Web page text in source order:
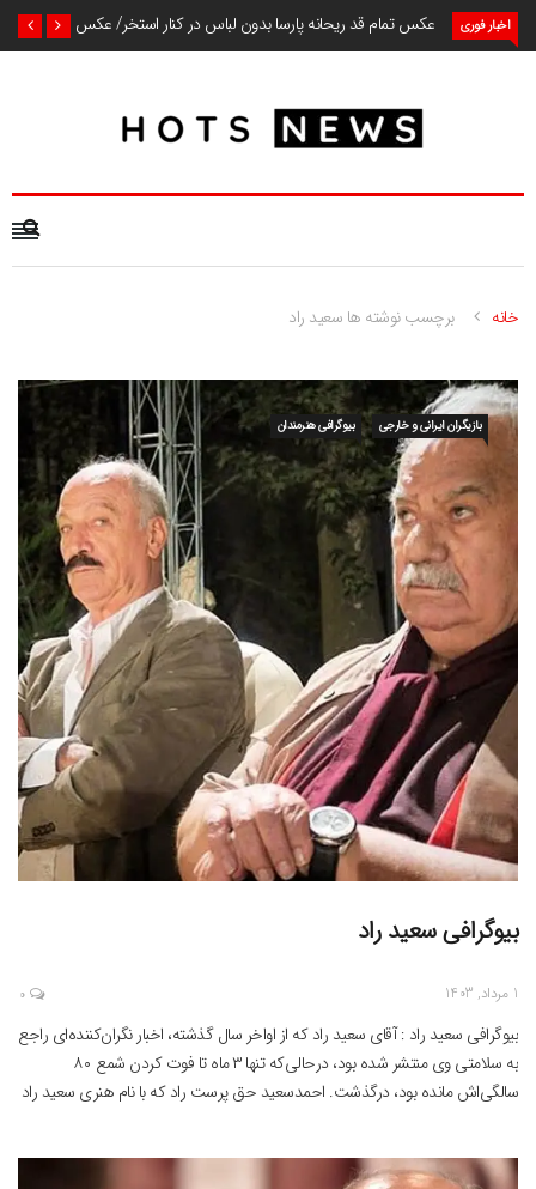
اخبار فوری عکس تمام قد ریحانه پارسا بدون لباس در کنار استخر/ عکس
خانه برچسب نوشته ها سعید راد
بازیگران ایرانی و خارجی بیوگرافی هنرمندان
بیوگرافی سعید راد
1 مرداد, 1403 0
بیوگرافی سعید راد : آقای سعید راد که از اواخر سال گذشته، اخبار نگران‌کننده‌ای راجع
به سلامتی وی منتشر شده بود، درحالی‌که تنها ۳ ماه تا فوت کردن شمع ۸۰
سالگی‌اش مانده بود، درگذشت. احمدسعید حق پرست راد که با نام هنری سعید راد